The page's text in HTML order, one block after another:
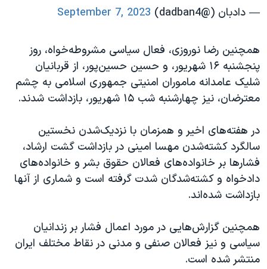
— دادبان (@dadban4)
September 7, 2023
همچنین رضا نوروزی، فعال سیاسی مشروطه‌خواه، روز
پنجشنبه ۱۶ شهریور، و حسین حسین‌پور، از قربانیان
شلیک عامدانه ماموران امنیتی جمهوری اسلامی به چشم
معترضان، نیز چهارشنبه شب ۱۵ شهریور، بازداشت شدند.
در هفته‌های اخیر و همزمان با نزدیک‌شدن نخستین
سالگرد کشته‌شدن مهسا امینی در بازداشت گشت ارشاد،
فشارها بر خانواده‌های فعالان حقوق بشر و خانواده‌های
دادخواه و کشته‌شدگان شدت گرفته است و شماری از آنها
بازداشت شده‌اند.
همچنین گزارش‌هایی در مورد اعمال فشار بر زندانیان
سیاسی و نیز فعالان صنفی و مدنی در نقاط مختلف ایران
منتشر شده است.